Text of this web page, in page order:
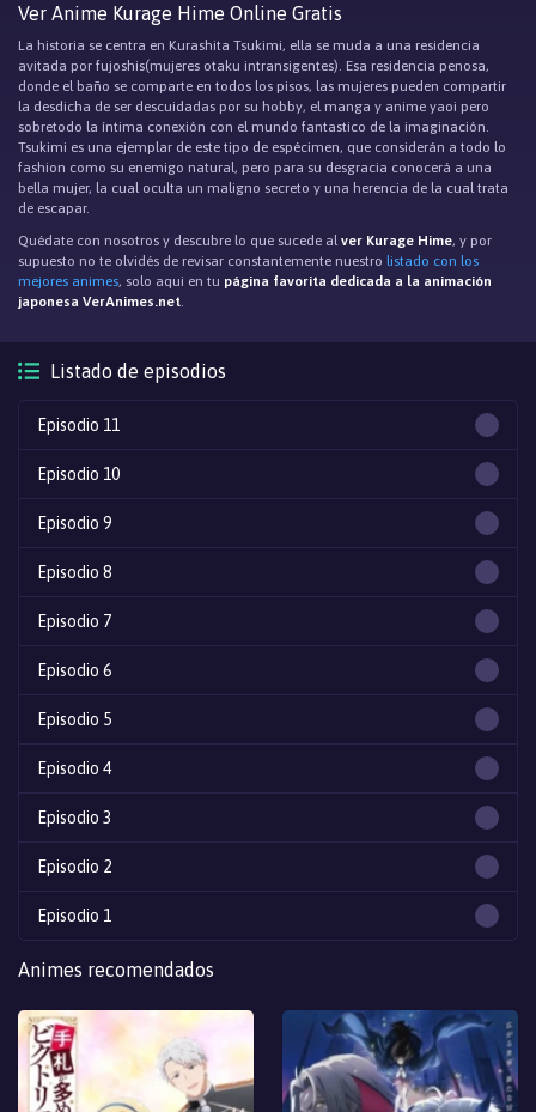
Ver Anime Kurage Hime Online Gratis
La historia se centra en Kurashita Tsukimi, ella se muda a una residencia
avitada por fujoshis(mujeres otaku intransigentes). Esa residencia penosa,
donde el baño se comparte en todos los pisos, las mujeres pueden compartir
la desdicha de ser descuidadas por su hobby, el manga y anime yaoi pero
sobretodo la íntima conexión con el mundo fantastico de la imaginación.
Tsukimi es una ejemplar de este tipo de espécimen, que considerán a todo lo
fashion como su enemigo natural, pero para su desgracia conocerá a una
bella mujer, la cual oculta un maligno secreto y una herencia de la cual trata
de escapar.
Quédate con nosotros y descubre lo que sucede alver Kurage Hime, y por
supuesto no te olvidés de revisar constantemente nuestro listado con los
mejores animes, solo aqui en tu página favorita dedicada a la animación
japonesa VerAnimes.net.
Listado de episodios
Episodio 11
Episodio 10
Episodio 9
Episodio 8
Episodio 7
Episodio 6
Episodio 5
Episodio 4
Episodio 3
Episodio 2
Episodio 1
Animes recomendados